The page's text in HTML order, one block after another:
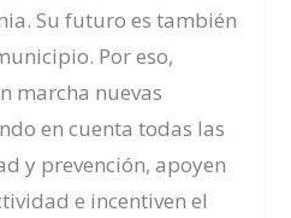
. Su futuro es también
Por eso,
marcha nuevas
en cuenta todas las
y prevención, apoyen
e incentiven el